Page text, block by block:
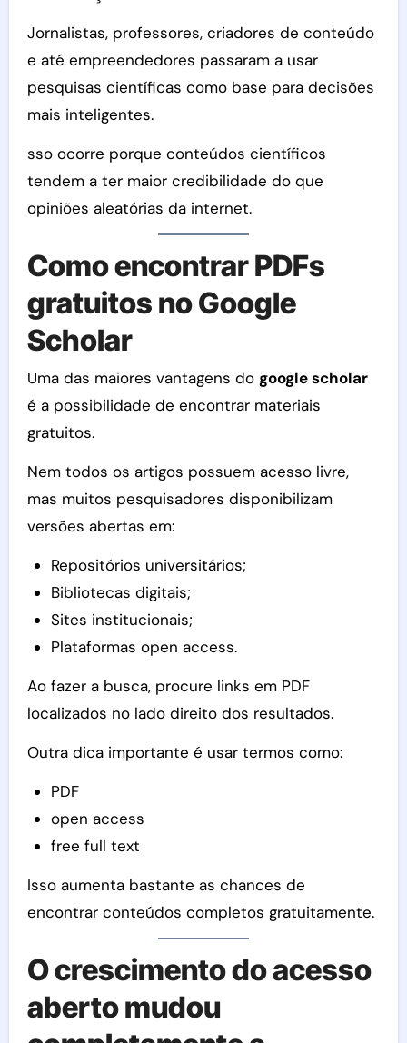
Jornalistas, professores, criadores de conteúdo
e até empreendedores passaram a usar
pesquisas científicas como base para decisões
mais inteligentes.
sso ocorre porque conteúdos científicos
tendem a ter maior credibilidade do que
opiniões aleatórias da internet.
Como encontrar PDFs
gratuitos no Google
Scholar
Uma das maiores vantagens do google scholar
é a possibilidade de encontrar materiais
gratuitos.
Nem todos os artigos possuem acesso livre,
mas muitos pesquisadores disponibilizam
versões abertas em:
Repositórios universitários;
Bibliotecas digitais;
Sites institucionais;
Plataformas open access.
Ao fazer a busca, procure links em PDF
localizados no lado direito dos resultados.
Outra dica importante é usar termos como:
PDF
open access
free full text
Isso aumenta bastante as chances de
encontrar conteúdos completos gratuitamente.
O crescimento do acesso
aberto mudou